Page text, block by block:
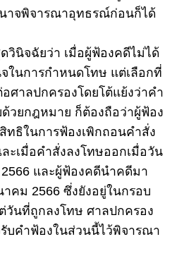
าจพิจารณาอุทธรณ์ก่อนก็ได้
วินิจฉัยว่า เมื่อผู้ฟ้องคดีไม่ได้
นการกำหนดโทษ แต่เลือกที่
ศาลปกครองโดยโต้แย้งว่าคำ
วยกฎหมาย ก็ต้องถือว่าผู้ฟ้อง
ทธิในการฟ้องเพิกถอนคำสั่ง
ะเมื่อคำสั่งลงโทษออกเมื่อวัน
และผู้ฟ้องคดีนำคดีมา
คม 2566 ซึ่งยังอยู่ในกรอบ
วันที่ถูกลงโทษ ศาลปกครอง
บคำฟ้องในส่วนนี้ไว้พิจารณา